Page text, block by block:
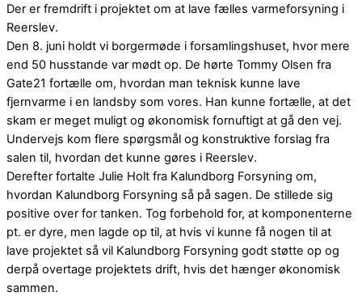
Der er fremdrift i projektet om at lave fælles varmeforsyning i
Reerslev.
Den 8. juni holdt vi borgermøde i forsamlingshuset, hvor mere
end 50 husstande var mødt op. De hørte Tommy Olsen fra
Gate21 fortælle om, hvordan man teknisk kunne lave
fjernvarme i en landsby som vores. Han kunne fortælle, at det
skam er meget muligt og økonomisk fornuftigt at gå den vej.
Undervejs kom flere spørgsmål og konstruktive forslag fra
salen til, hvordan det kunne gøres i Reerslev.
Derefter fortalte Julie Holt fra Kalundborg Forsyning om,
hvordan Kalundborg Forsyning så på sagen. De stillede sig
positive over for tanken. Tog forbehold for, at komponenterne
pt. er dyre, men lagde op til, at hvis vi kunne få nogen til at
lave projektet så vil Kalundborg Forsyning godt støtte op og
derpå overtage projektets drift, hvis det hænger økonomisk
sammen.